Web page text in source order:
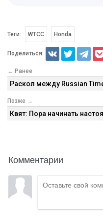
Теги: WTCC Honda
Поделиться:
← Ранее
Раскол между Russian
Позже →
Квят: Пора начинать
Комментарии